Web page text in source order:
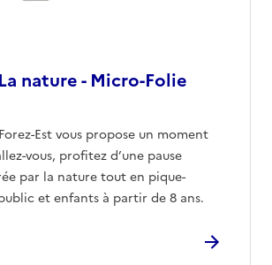
nature - Micro-Folie
Est vous propose un moment
vous, profitez d’une pause
par la nature tout en pique-
et enfants à partir de 8 ans.